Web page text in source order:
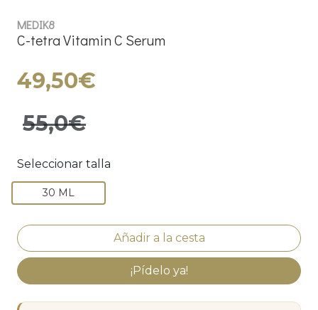
MEDIK8
C-tetra Vitamin C Serum
49,50€
55,0€
Seleccionar talla
30 ML
¡Pídelo ya!